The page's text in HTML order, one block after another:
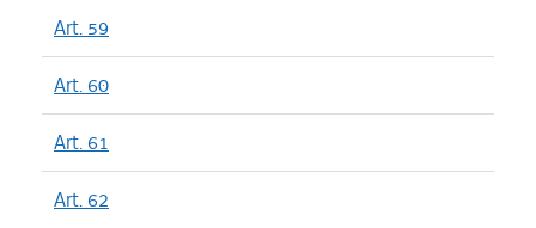
Art. 59
Art. 60
Art. 61
Art. 62